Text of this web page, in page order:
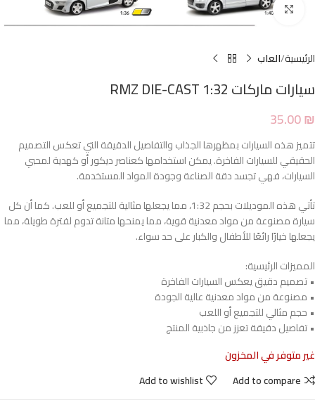
Click to enlarge
الرئيسية العاب
سيارات ماركات RMZ DIE-CAST 1:32
35.00₪
تتميز هذه السيارات بمظهرها الجذاب والتفاصيل الدقيقة التي تعكس التصميم
الحقيقي للسيارات الفاخرة. يمكن استخدامها كعناصر ديكور أو كهدية لمحبي
السيارات، فهي تجسد دقة الصناعة وجودة المواد المستخدمة.
تأتي هذه الموديلات بحجم 1:32، مما يجعلها مثالية للتجميع أو للعب. كما أن كل
سيارة مصنوعة من مواد معدنية قوية، مما يمنحها متانة تدوم لفترة طويلة، مما
يجعلها خيارًا رائعًا للأطفال والكبار على حد سواء.
المميزات الرئيسية:
• تصميم دقيق يعكس السيارات الفاخرة
• مصنوعة من مواد معدنية عالية الجودة
• حجم مثالي للتجميع أو اللعب
• تفاصيل دقيقة تعزز من جاذبية المنتج
غير متوفر في المخزون
Add to compare
Add to wishlist